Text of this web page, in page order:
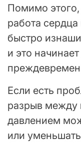
Помимо
работа
быстро
и это
Если есть
разрыв
давлением
или